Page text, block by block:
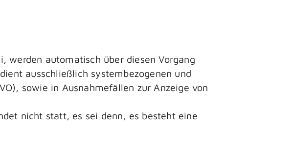
werden automatisch über diesen Vorgang
ausschließlich systembezogenen und
sowie in Ausnahmefällen zur Anzeige von
nicht statt, es sei denn, es besteht eine